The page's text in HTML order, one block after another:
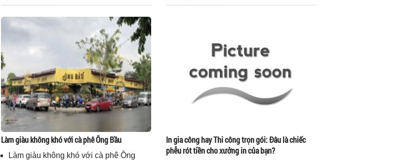
Làm giàu không khó với cà phê Ông Bầu
Làm giàu không khó với cà phê Ông
In gia công hay Thi công trọn gói: Đâu là chiếc
phễu rót tiền cho xưởng in của bạn?